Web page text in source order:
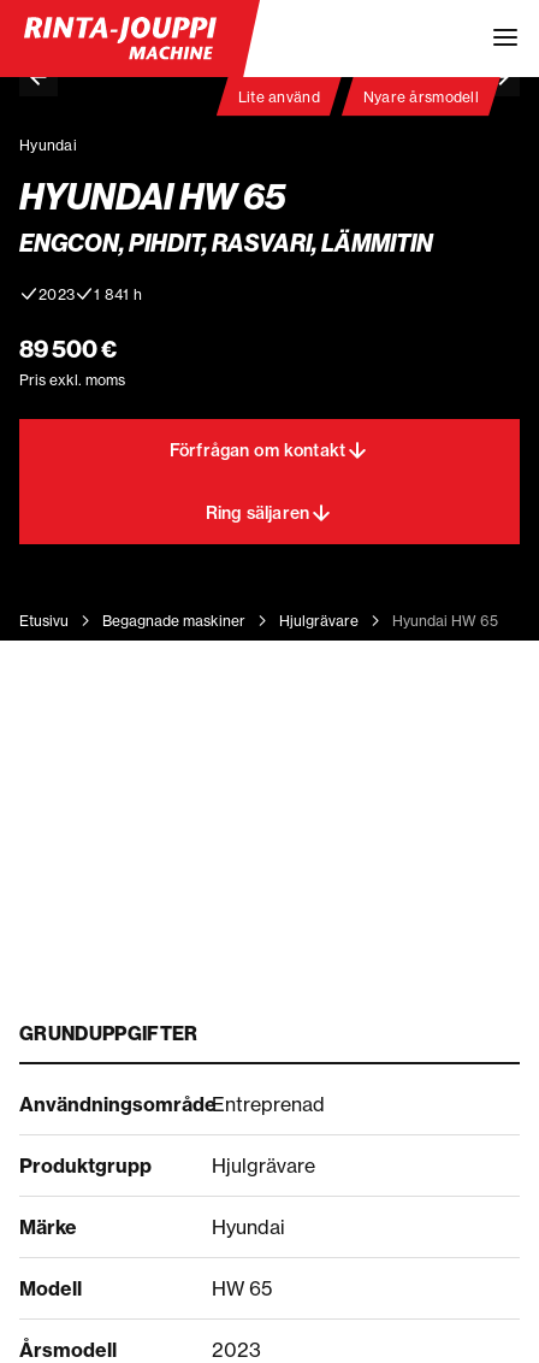
Lite använd Nyare årsmodell
Hyundai
HYUNDAI HW 65
ENGCON, PIHDIT, RASVARI, LÄMMITIN
2023 1 841 h
89 500 €
Pris exkl. moms
Förfrågan om kontakt
Ring säljaren
Etusivu Begagnade maskiner Hjulgrävare Hyundai HW 65
GRUNDUPPGIFTER
AnvändningsområdeEntreprenad
Produktgrupp Hjulgrävare
Märke Hyundai
Modell HW 65
Årsmodell 2023